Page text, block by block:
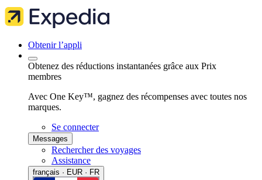
Obtenir l’appli
Obtenez des réductions instantanées grâce aux Prix
membres
Avec One Key™, gagnez des récompenses avec toutes nos
marques.
Se connecter
Messages
Rechercher des voyages
Assistance
français · EUR · FR